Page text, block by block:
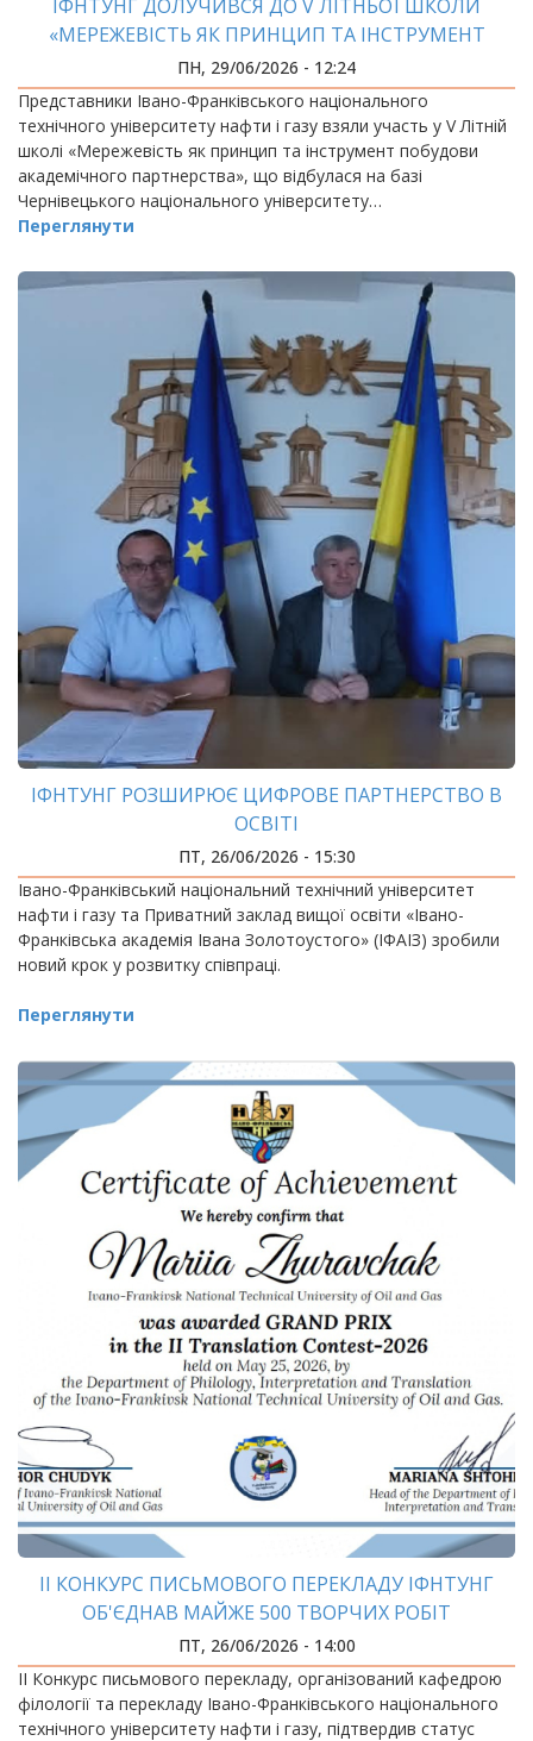
ІФНТУНГ ДОЛУЧИВСЯ ДО V ЛІТНЬОЇ ШКОЛИ
«МЕРЕЖЕВІСТЬ ЯК ПРИНЦИП ТА ІНСТРУМЕНТ
ПОБУДОВИ АКАДЕМІЧНОГО ПАРТНЕРСТВА»
ПН, 29/06/2026 - 12:24
Представники Івано-Франківського національного
технічного університету нафти і газу взяли участь у V Літній
школі «Мережевість як принцип та інструмент побудови
академічного партнерства», що відбулася на базі
Чернівецького національного університету…
Переглянути
ІФНТУНГ РОЗШИРЮЄ ЦИФРОВЕ ПАРТНЕРСТВО В
ОСВІТІ
ПТ, 26/06/2026 - 15:30
Івано-Франківський національний технічний університет
нафти і газу та Приватний заклад вищої освіти «Івано-
Франківська академія Івана Золотоустого» (ІФАІЗ) зробили
новий крок у розвитку співпраці.
Переглянути
ІІ КОНКУРС ПИСЬМОВОГО ПЕРЕКЛАДУ ІФНТУНГ
ОБ'ЄДНАВ МАЙЖЕ 500 ТВОРЧИХ РОБІТ
ПТ, 26/06/2026 - 14:00
ІІ Конкурс письмового перекладу, організований кафедрою
філології та перекладу Івано-Франківського національного
технічного університету нафти і газу, підтвердив статус